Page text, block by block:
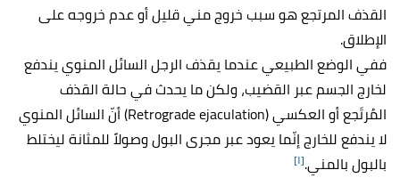
القذف المرتجع هو سبب خروج مني قليل أو عدم خروجه على
الإطلاق.
ففي الوضع الطبيعي عندما يقذف الرجل السائل المنوي يندفع
لخارج الجسم عبر القضيب، ولكن ما يحدث في حالة القذف
المُرتَجع أو العكسي (Retrograde ejaculation) أنّ السائل المنوي
لا يندفع للخارج إنّما يعود عبر مجرى البول وصولاً للمثانة ليختلط
بالبول بالمني.[١]